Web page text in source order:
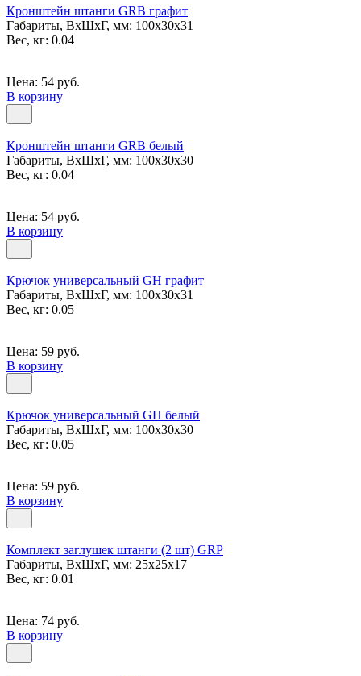
Кронштейн штанги GRB графит
Габариты, ВxШxГ, мм: 100x30x31
Вес, кг: 0.04
Цена: 54 руб.
В корзину
Кронштейн штанги GRB белый
Габариты, ВxШxГ, мм: 100x30x30
Вес, кг: 0.04
Цена: 54 руб.
В корзину
Крючок универсальный GH графит
Габариты, ВxШxГ, мм: 100x30x31
Вес, кг: 0.05
Цена: 59 руб.
В корзину
Крючок универсальный GH белый
Габариты, ВxШxГ, мм: 100x30x30
Вес, кг: 0.05
Цена: 59 руб.
В корзину
Комплект заглушек штанги (2 шт) GRP
Габариты, ВxШxГ, мм: 25x25x17
Вес, кг: 0.01
Цена: 74 руб.
В корзину